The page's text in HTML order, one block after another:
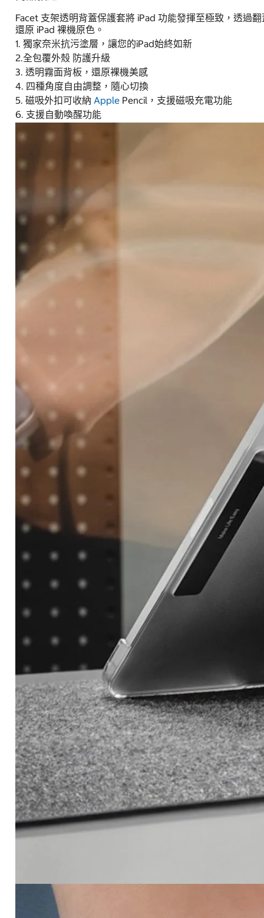
Facet 支架透明背蓋保護套將 iPad 功能發揮至極致，透過
還原 iPad 裸機原色。
1. 獨家奈米抗污塗層，讓您的iPad始終如新
2.全包覆外殼 防護升級
3. 透明霧面背板，還原裸機美感
4. 四種角度自由調整，隨心切換
5. 磁吸外扣可收納 Apple Pencil，支援磁吸充電功能
6. 支援自動喚醒功能